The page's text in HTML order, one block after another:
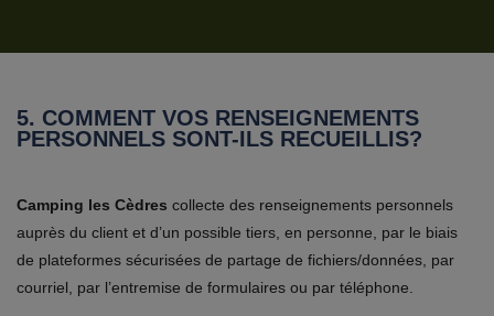
5. COMMENT VOS RENSEIGNEMENTS
PERSONNELS SONT-ILS RECUEILLIS?
Camping les Cèdres collecte des renseignements personnels
auprès du client et d’un possible tiers, en personne, par le biais
de plateformes sécurisées de partage de fichiers/données, par
courriel, par l’entremise de formulaires ou par téléphone.